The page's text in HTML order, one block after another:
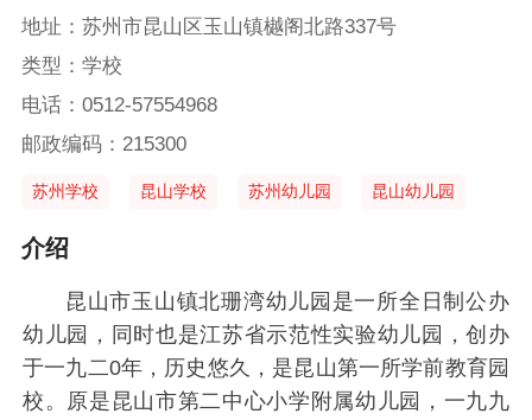
地址：苏州市昆山区玉山镇樾阁北路337号
类型：学校
电话：0512-57554968
邮政编码：215300
苏州学校 昆山学校 苏州幼儿园 昆山幼儿园
介绍
昆山市玉山镇北珊湾幼儿园是一所全日制公办
幼儿园，同时也是江苏省示范性实验幼儿园，创办
于一九二0年，历史悠久，是昆山第一所学前教育园
校。原是昆山市第二中心小学附属幼儿园，一九九